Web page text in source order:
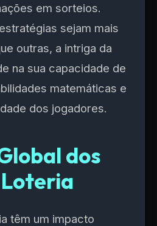
em sorteios.
sejam mais
outras, a intriga da
na sua capacidade de
matemáticas e
dos jogadores.
dos
têm um impacto